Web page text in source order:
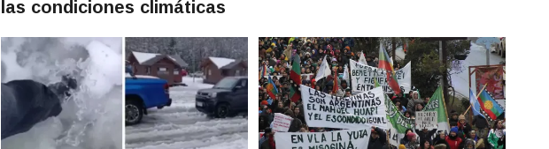
las condiciones climáticas